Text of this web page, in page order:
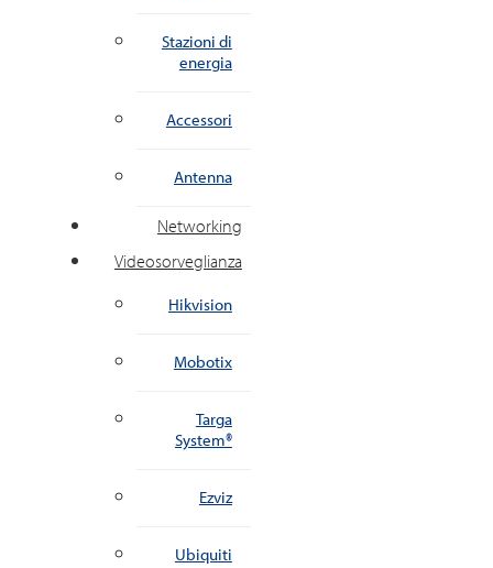
Stazioni di
energia
Accessori
Antenna
Networking
Videosorveglianza
Hikvision
Mobotix
Targa
System®
Ezviz
Ubiquiti